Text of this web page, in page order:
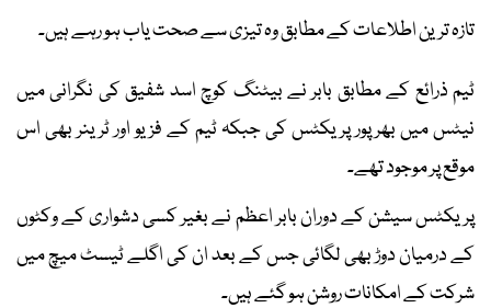
تازہ ترین اطلاعات کے مطابق وہ تیزی سے صحت یاب ہو رہے ہیں۔
ٹیم ذرائع کے مطابق بابر نے بیٹنگ کوچ اسد شفیق کی نگرانی میں
نیٹس میں بھرپور پریکٹس کی جبکہ ٹیم کے فزیو اور ٹرینر بھی اس
موقع پر موجود تھے۔
پریکٹس سیشن کے دوران بابر اعظم نے بغیر کسی دشواری کے وکٹوں
کے درمیان دوڑ بھی لگائی جس کے بعد ان کی اگلے ٹیسٹ میچ میں
شرکت کے امکانات روشن ہو گئے ہیں۔